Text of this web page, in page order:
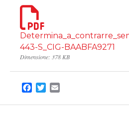
443-S_CIG-BAABFA9271
Dimensione: 378 KB
Facebook
Twitter